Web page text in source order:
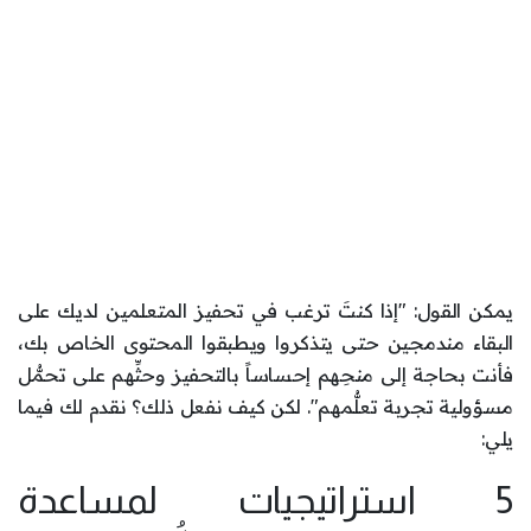
يمكن القول: "إذا كنتَ ترغب في تحفيز المتعلمين لديك على
البقاء مندمجين حتى يتذكروا ويطبقوا المحتوى الخاص بك،
فأنت بحاجة إلى منحِهم إحساساً بالتحفيز وحثِّهم على تحمُّل
مسؤولية تجربة تعلُّمهم". لكن كيف نفعل ذلك؟ نقدم لك فيما
يلي:
5 استراتيجيات لمساعدة